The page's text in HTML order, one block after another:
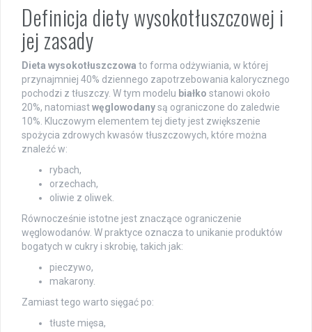
Definicja diety wysokotłuszczowej i
jej zasady
Dieta wysokotłuszczowa to forma odżywiania, w której
przynajmniej 40% dziennego zapotrzebowania kalorycznego
pochodzi z tłuszczy. W tym modelu białko stanowi około
20%, natomiastwęglowodanysą ograniczone do zaledwie
10%. Kluczowym elementem tej diety jest zwiększenie
spożycia zdrowych kwasów tłuszczowych, które można
znaleźć w:
rybach,
orzechach,
oliwie z oliwek.
Równocześnie istotne jest znaczące ograniczenie
węglowodanów. W praktyce oznacza to unikanie produktów
bogatych w cukry i skrobię, takich jak:
pieczywo,
makarony.
Zamiast tego warto sięgać po:
tłuste mięsa,